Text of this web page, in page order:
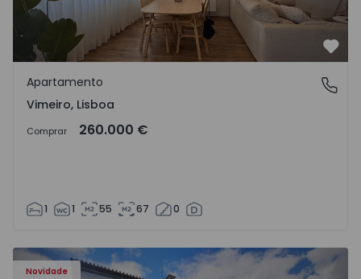
Vimeiro, Lisboa
Apartamento
Vimeiro, Lisboa
Comprar 260.000 €
1 1 55 67 0
Novidade
- 1575650 - 17
Moradia T7 Carregal do Sal, Currelos, Papízios e Sobral -